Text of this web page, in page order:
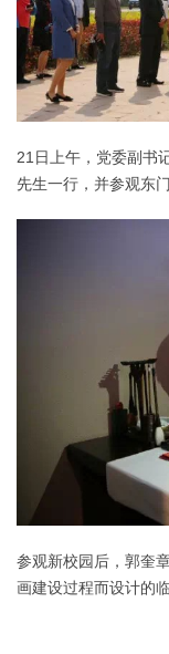
21日上午，党委副书
先生一行，并参观东
参观新校园后，郭奎
画建设过程而设计的